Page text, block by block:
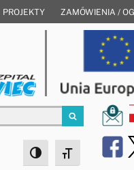
PROJEKTY ZAMÓWIENIA /
Szukaj
Toggle High Contrast
Toggle Font